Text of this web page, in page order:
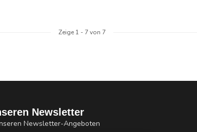
Zeige 1 -7von 7
Newsletter
Newsletter-Angeboten